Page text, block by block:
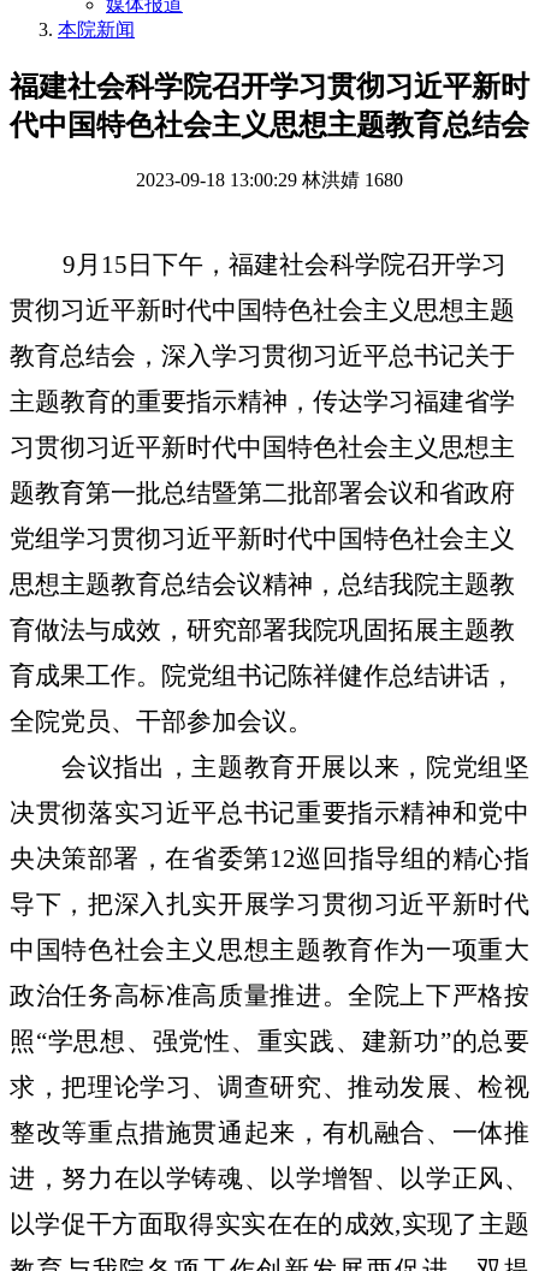
本院新闻
福建社会科学院召开学习贯彻习近平新时
代中国特色社会主义思想主题教育总结会
2023-09-18 13:00:29 林洪婧 1680
9 月15日下午，福建社会科学院召开学习
贯彻习近平新时代中国特色社会主义思想主题
教育总结会，深入学习贯彻习近平总书记关于
主题教育的重要指示精神，传达学习福建省学
习贯彻习近平新时代中国特色社会主义思想主
题教育第一批总结暨第二批部署会议和省政府
党组学习贯彻习近平新时代中国特色社会主义
思想主题教育总结会议精神，总结我院主题教
育做法与成效，研究部署我院巩固拓展主题教
育成果工作。院党组书记陈祥健作总结讲话，
全院党员、干部参加会议。
会议指出，主题教育开展以来，院党组坚
决贯彻落实习近平总书记重要指示精神和党中
央决策部署，在省委第12巡回指导组的精心指
导下，把深入扎实开展学习贯彻习近平新时代
中国特色社会主义思想主题教育作为一项重大
政治任务高标准高质量推进。全院上下严格按
照“学思想、强党性、重实践、建新功”的总要
求，把理论学习、调查研究、推动发展、检视
整改等重点措施贯通起来，有机融合、一体推
进，努力在以学铸魂、以学增智、以学正风、
以学促干方面取得实实在在的成效,实现了主题